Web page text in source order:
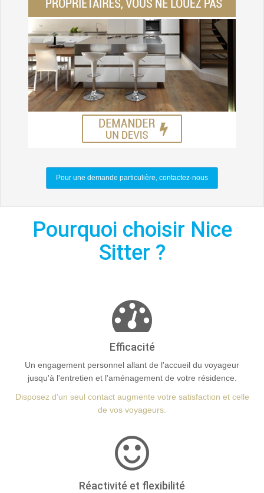
Pour une demande particulière, contactez-nous
Pourquoi choisir Nice
Sitter ?
Efficacité
Un engagement personnel allant de l'accueil du voyageur
jusqu'à l'entretien et l'aménagement de votre résidence.
Disposez d'un seul contact augmente votre satisfaction et celle
de vos voyageurs.
Réactivité et flexibilité